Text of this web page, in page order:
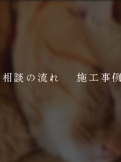
談の流れ 施工事例